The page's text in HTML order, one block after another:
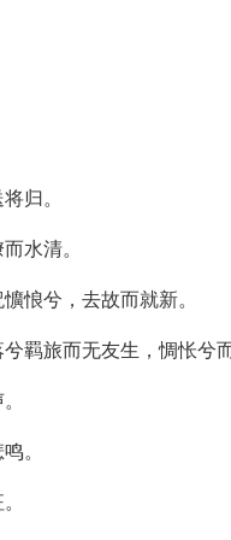
归。
水清。
悢兮，去故而就新。
羁旅而无友生，惆怅兮
。